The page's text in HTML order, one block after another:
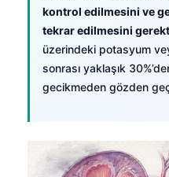
kontrol edilmesini ve
tekrar edilmesini
üzerindeki potasyum
sonrası yaklaşık
gecikmeden gözden